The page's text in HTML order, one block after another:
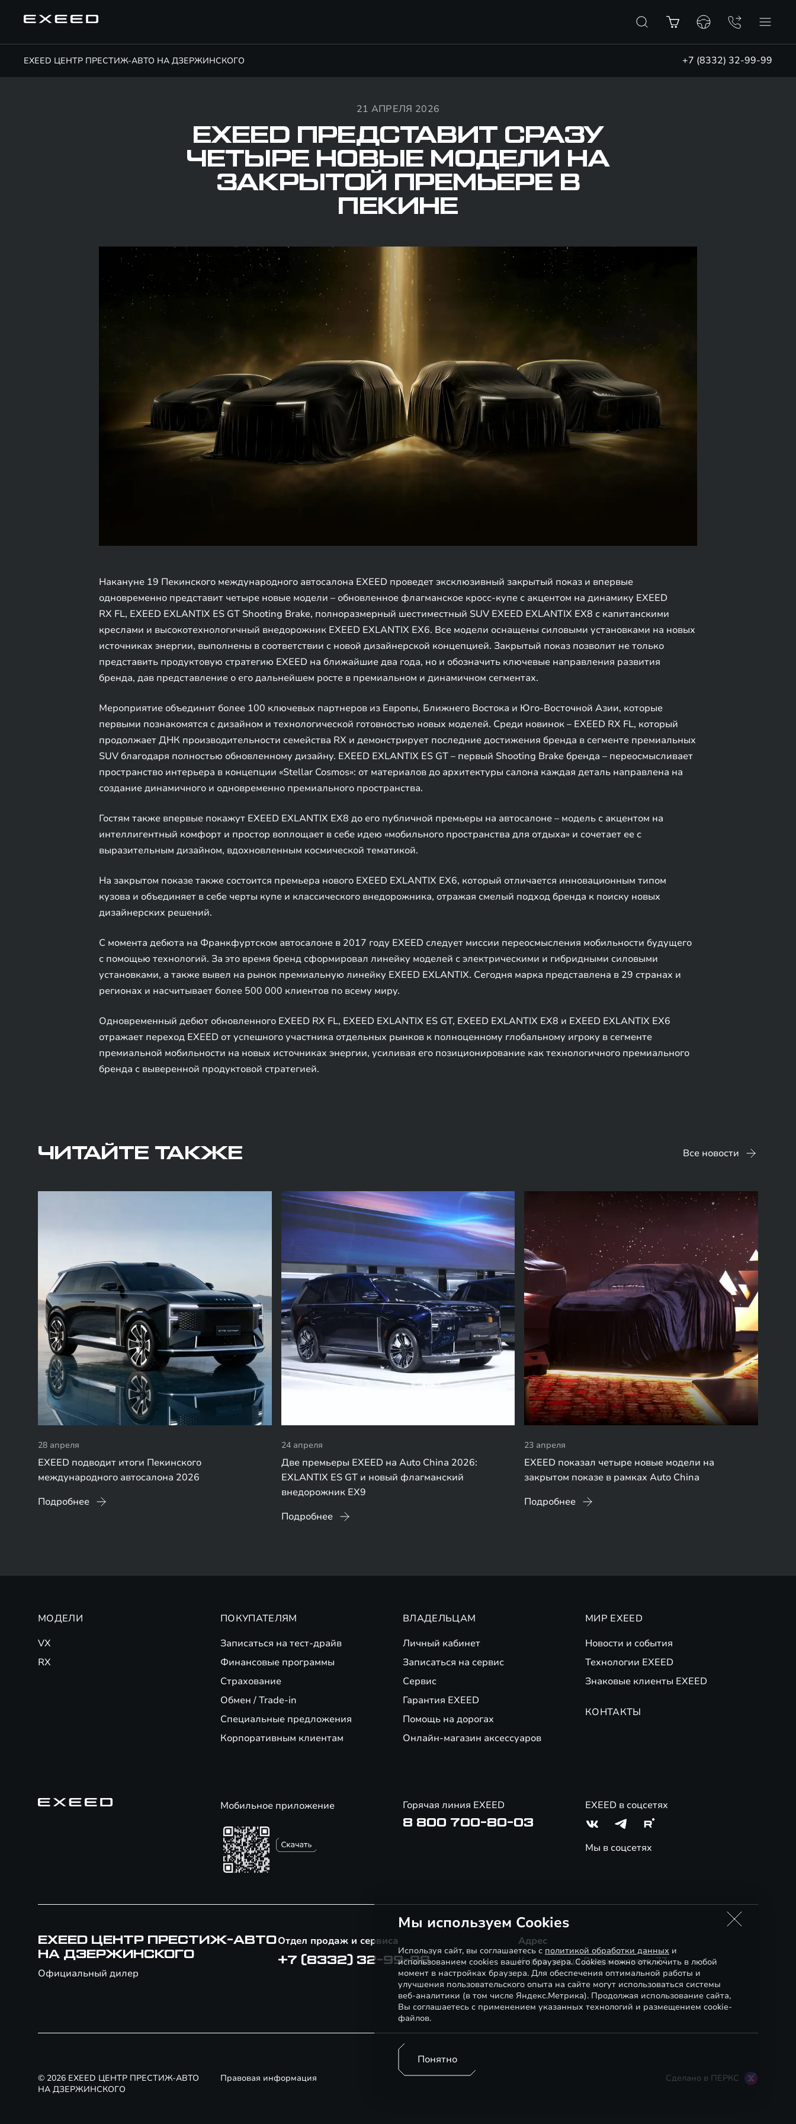
EXEED ЦЕНТР ПРЕСТИЖ-АВТО НА ДЗЕРЖИНСКОГО +7 (8332) 32-99-99
21 АПРЕЛЯ 2026
EXEED ПРЕДСТАВИТ СРАЗУ
ЧЕТЫРЕ НОВЫЕ МОДЕЛИ НА
ЗАКРЫТОЙ ПРЕМЬЕРЕ В
ПЕКИНЕ
Накануне 19 Пекинского международного автосалона EXEED проведет эксклюзивный закрытый показ и впервые
одновременно представит четыре новые модели – обновленное флагманское кросс-купе с акцентом на динамику EXEED
RX FL, EXEED EXLANTIX ES GT Shooting Brake, полноразмерный шестиместный SUV EXEED EXLANTIX EX8 с капитанскими
креслами и высокотехнологичный внедорожник EXEED EXLANTIX EX6. Все модели оснащены силовыми установками на новых
источниках энергии, выполнены в соответствии с новой дизайнерской концепцией. Закрытый показ позволит не только
представить продуктовую стратегию EXEED на ближайшие два года, но и обозначить ключевые направления развития
бренда, дав представление о его дальнейшем росте в премиальном и динамичном сегментах.
Мероприятие объединит более 100 ключевых партнеров из Европы, Ближнего Востока и Юго-Восточной Азии, которые
первыми познакомятся с дизайном и технологической готовностью новых моделей. Среди новинок – EXEED RX FL, который
продолжает ДНК производительности семейства RX и демонстрирует последние достижения бренда в сегменте премиальных
SUV благодаря полностью обновленному дизайну. EXEED EXLANTIX ES GT – первый Shooting Brake бренда – переосмысливает
пространство интерьера в концепции «Stellar Cosmos»: от материалов до архитектуры салона каждая деталь направлена на
создание динамичного и одновременно премиального пространства.
Гостям также впервые покажут EXEED EXLANTIX EX8 до его публичной премьеры на автосалоне – модель с акцентом на
интеллигентный комфорт и простор воплощает в себе идею «мобильного пространства для отдыха» и сочетает ее с
выразительным дизайном, вдохновленным космической тематикой.
На закрытом показе также состоится премьера нового EXEED EXLANTIX EX6, который отличается инновационным типом
кузова и объединяет в себе черты купе и классического внедорожника, отражая смелый подход бренда к поиску новых
дизайнерских решений.
С момента дебюта на Франкфуртском автосалоне в 2017 году EXEED следует миссии переосмысления мобильности будущего
с помощью технологий. За это время бренд сформировал линейку моделей с электрическими и гибридными силовыми
установками, а также вывел на рынок премиальную линейку EXEED EXLANTIX. Сегодня марка представлена в 29 странах и
регионах и насчитывает более 500 000 клиентов по всему миру.
Одновременный дебют обновленного EXEED RX FL, EXEED EXLANTIX ES GT, EXEED EXLANTIX EX8 и EXEED EXLANTIX EX6
отражает переход EXEED от успешного участника отдельных рынков к полноценному глобальному игроку в сегменте
премиальной мобильности на новых источниках энергии, усиливая его позиционирование как технологичного премиального
бренда с выверенной продуктовой стратегией.
ЧИТАЙТЕ ТАКЖЕ Все новости
28 апреля
EXEED подводит итоги Пекинского
международного автосалона 2026
Подробнее
24 апреля
Две премьеры EXEED на Auto China 2026:
EXLANTIX ES GT и новый флагманский
внедорожник EX9
Подробнее
23 апреля
EXEED показал четыре новые модели на
закрытом показе в рамках Auto China
Подробнее
МОДЕЛИ
VX
RX
ПОКУПАТЕЛЯМ
Записаться на тест-драйв
Финансовые программы
Страхование
Обмен / Trade-in
Специальные предложения
Корпоративным клиентам
ВЛАДЕЛЬЦАМ
Личный кабинет
Записаться на сервис
Сервис
Гарантия EXEED
Помощь на дорогах
Онлайн-магазин аксессуаров
МИР EXEED
Новости и события
Технологии EXEED
Знаковые клиенты EXEED
КОНТАКТЫ
Мобильное приложение Горячая линия EXEED
8 800 700-80-03
EXEED в соцсетях
Мы в соцсетях
EXEED ЦЕНТР ПРЕСТИЖ-АВТО
НА ДЗЕРЖИНСКОГО
Официальный дилер
Отдел продаж и сервиса
+7 (8332) 32-99-99
Адрес
Киров, улица Дзержинского, 77
© 2026 EXEED ЦЕНТР ПРЕСТИЖ-АВТО
НА ДЗЕРЖИНСКОГО
Правовая информация Сделано в ПЕРКС
Мы используем Cookies
Используя сайт, вы соглашаетесь с политикой обработки данных и
использованием cookies вашего браузера. Cookies можно отключить в любой
момент в настройках браузера. Для обеспечения оптимальной работы и
улучшения пользовательского опыта на сайте могут использоваться системы
веб-аналитики (в том числе Яндекс.Метрика). Продолжая использование сайта,
Вы соглашаетесь с применением указанных технологий и размещением cookie-
файлов.
Понятно